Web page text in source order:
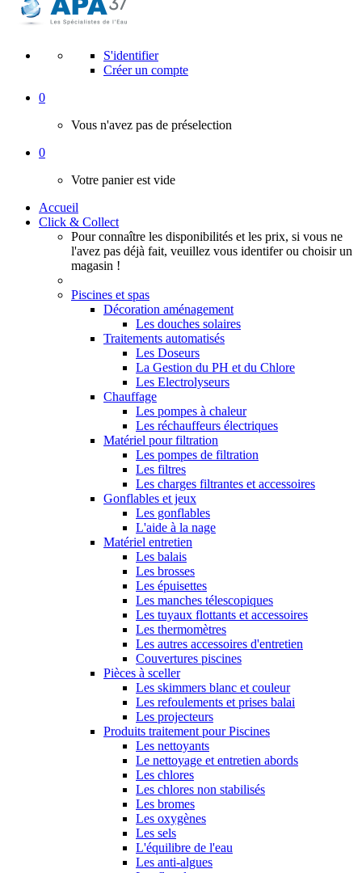
S'identifier
Créer un compte
0
Vous n'avez pas de préselection
0
Votre panier est vide
Accueil
Click & Collect
Pour connaître les disponibilités et les prix, si vous ne
l'avez pas déjà fait, veuillez vous identifer ou choisir un
magasin !
Piscines et spas
Décoration aménagement
Les douches solaires
Traitements automatisés
Les Doseurs
La Gestion du PH et du Chlore
Les Electrolyseurs
Chauffage
Les pompes à chaleur
Les réchauffeurs électriques
Matériel pour filtration
Les pompes de filtration
Les filtres
Les charges filtrantes et accessoires
Gonflables et jeux
Les gonflables
L'aide à la nage
Matériel entretien
Les balais
Les brosses
Les épuisettes
Les manches télescopiques
Les tuyaux flottants et accessoires
Les thermomètres
Les autres accessoires d'entretien
Couvertures piscines
Pièces à sceller
Les skimmers blanc et couleur
Les refoulements et prises balai
Les projecteurs
Produits traitement pour Piscines
Les nettoyants
Le nettoyage et entretien abords
Les chlores
Les chlores non stabilisés
Les bromes
Les oxygènes
Les sels
L'équilibre de l'eau
Les anti-algues